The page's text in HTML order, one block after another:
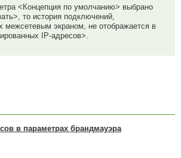
<Концепция по умолчанию> выбрано
то история подключений,
межсетевым экраном, не отображается в
IP-адресов>.
в параметрах брандмауэра